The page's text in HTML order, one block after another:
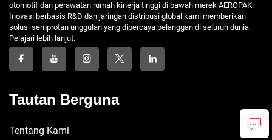
otomotif dan perawatan rumah kinerja tinggi di bawah merek AEROPAK.
Inovasi berbasis R&D dan jaringan distribusi global kami memberikan
solusi semprotan unggulan yang dipercaya pelanggan di seluruh dunia.
Pelajari lebih lanjut.
Tautan Berguna
Tentang Kami